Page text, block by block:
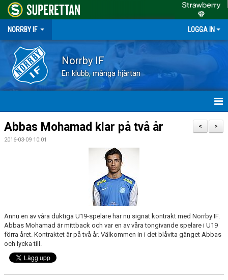
NORRBY IF LOGGA IN
Norrby IF
En klubb, många hjärtan
HEM
NYHETER
MATCHER
NÄRA NORRBY
VÄRDEGRUND
>
<
Abbas Mohamad klar på två år
2016-03-09 10:01
Ännu en av våra duktiga U19-spelare har nu signat kontrakt med Norrby IF.
Abbas Mohamad är mittback och var en av våra tongivande spelare i U19
förra året. Kontraktet är på två år. Välkommen in i det blåvita gänget Abbas
och lycka till.